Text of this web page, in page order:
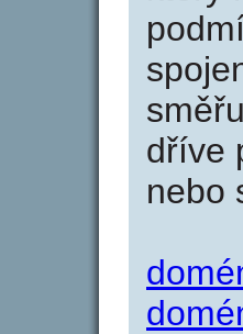
dříve
nebo